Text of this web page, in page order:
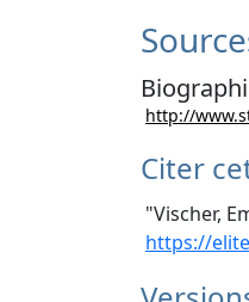
http://
Citer
"Vischer,
https://